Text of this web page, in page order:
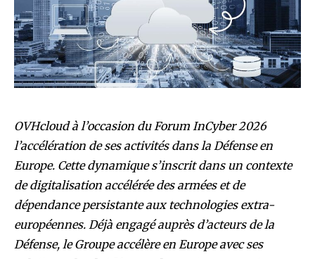
OVHcloud à l’occasion du Forum InCyber 2026
l’accélération de ses activités dans la Défense en
Europe. Cette dynamique s’inscrit dans un contexte
dedigitalisation accélérée des armées et de
dépendance persistante aux technologies extra-
européennes. Déjà engagé auprès d’acteurs de la
Défense, le Groupe accélère en Europe avec ses